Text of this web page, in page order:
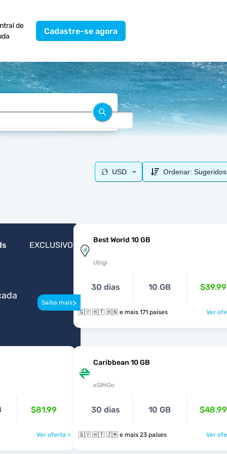
de
Cadastre-se agora
USD Ordenar: Sugeridos
EXCLUSIVO
Saiba mais>
Best World 10 GB
Ubigi
30 dias 10 GB $39.99
🇬🇾 🇭🇹 🇭🇳 e mais 171 países Ver
$81.99
Ver oferta >
Caribbean 10 GB
eSIMGo
30 dias 10 GB $48.99
🇬🇾 🇭🇹 🇯🇲 e mais 23 países Ver